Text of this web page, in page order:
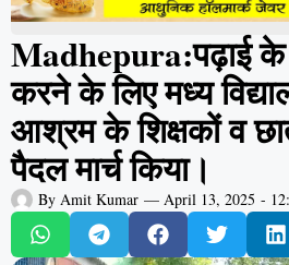
Madhepura:पढ़ाई
करने के लिए मध्य
आश्रम के शिक्षकों व
पैदल मार्च किया।
By Amit Kumar — April 13, 2025 -